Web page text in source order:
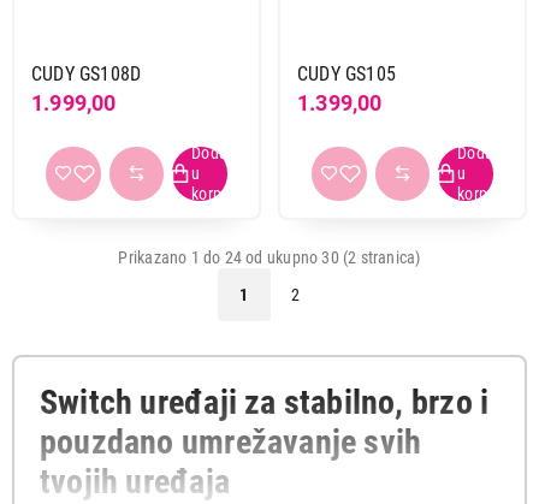
CUDY GS108D
1.999,00
CUDY GS105
1.399,00
Prikazano 1 do 24 od ukupno 30 (2 stranica)
1
2
Switch uređaji za stabilno, brzo i
pouzdano umrežavanje svih
tvojih uređaja